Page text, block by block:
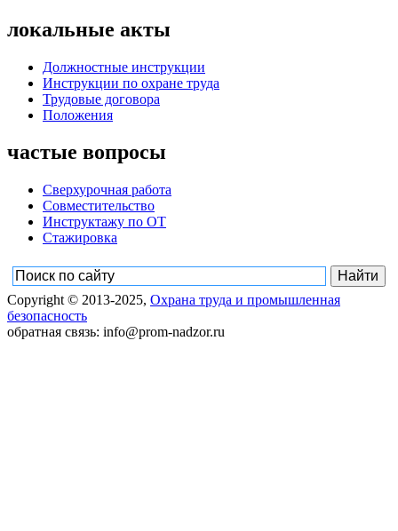
локальные акты
Должностные инструкции
Инструкции по охране труда
Трудовые договора
Положения
частые вопросы
Сверхурочная работа
Совместительство
Инструктажу по ОТ
Стажировка
Copyright © 2013-2025, Охрана труда и промышленная
безопасность
обратная связь: info@prom-nadzor.ru